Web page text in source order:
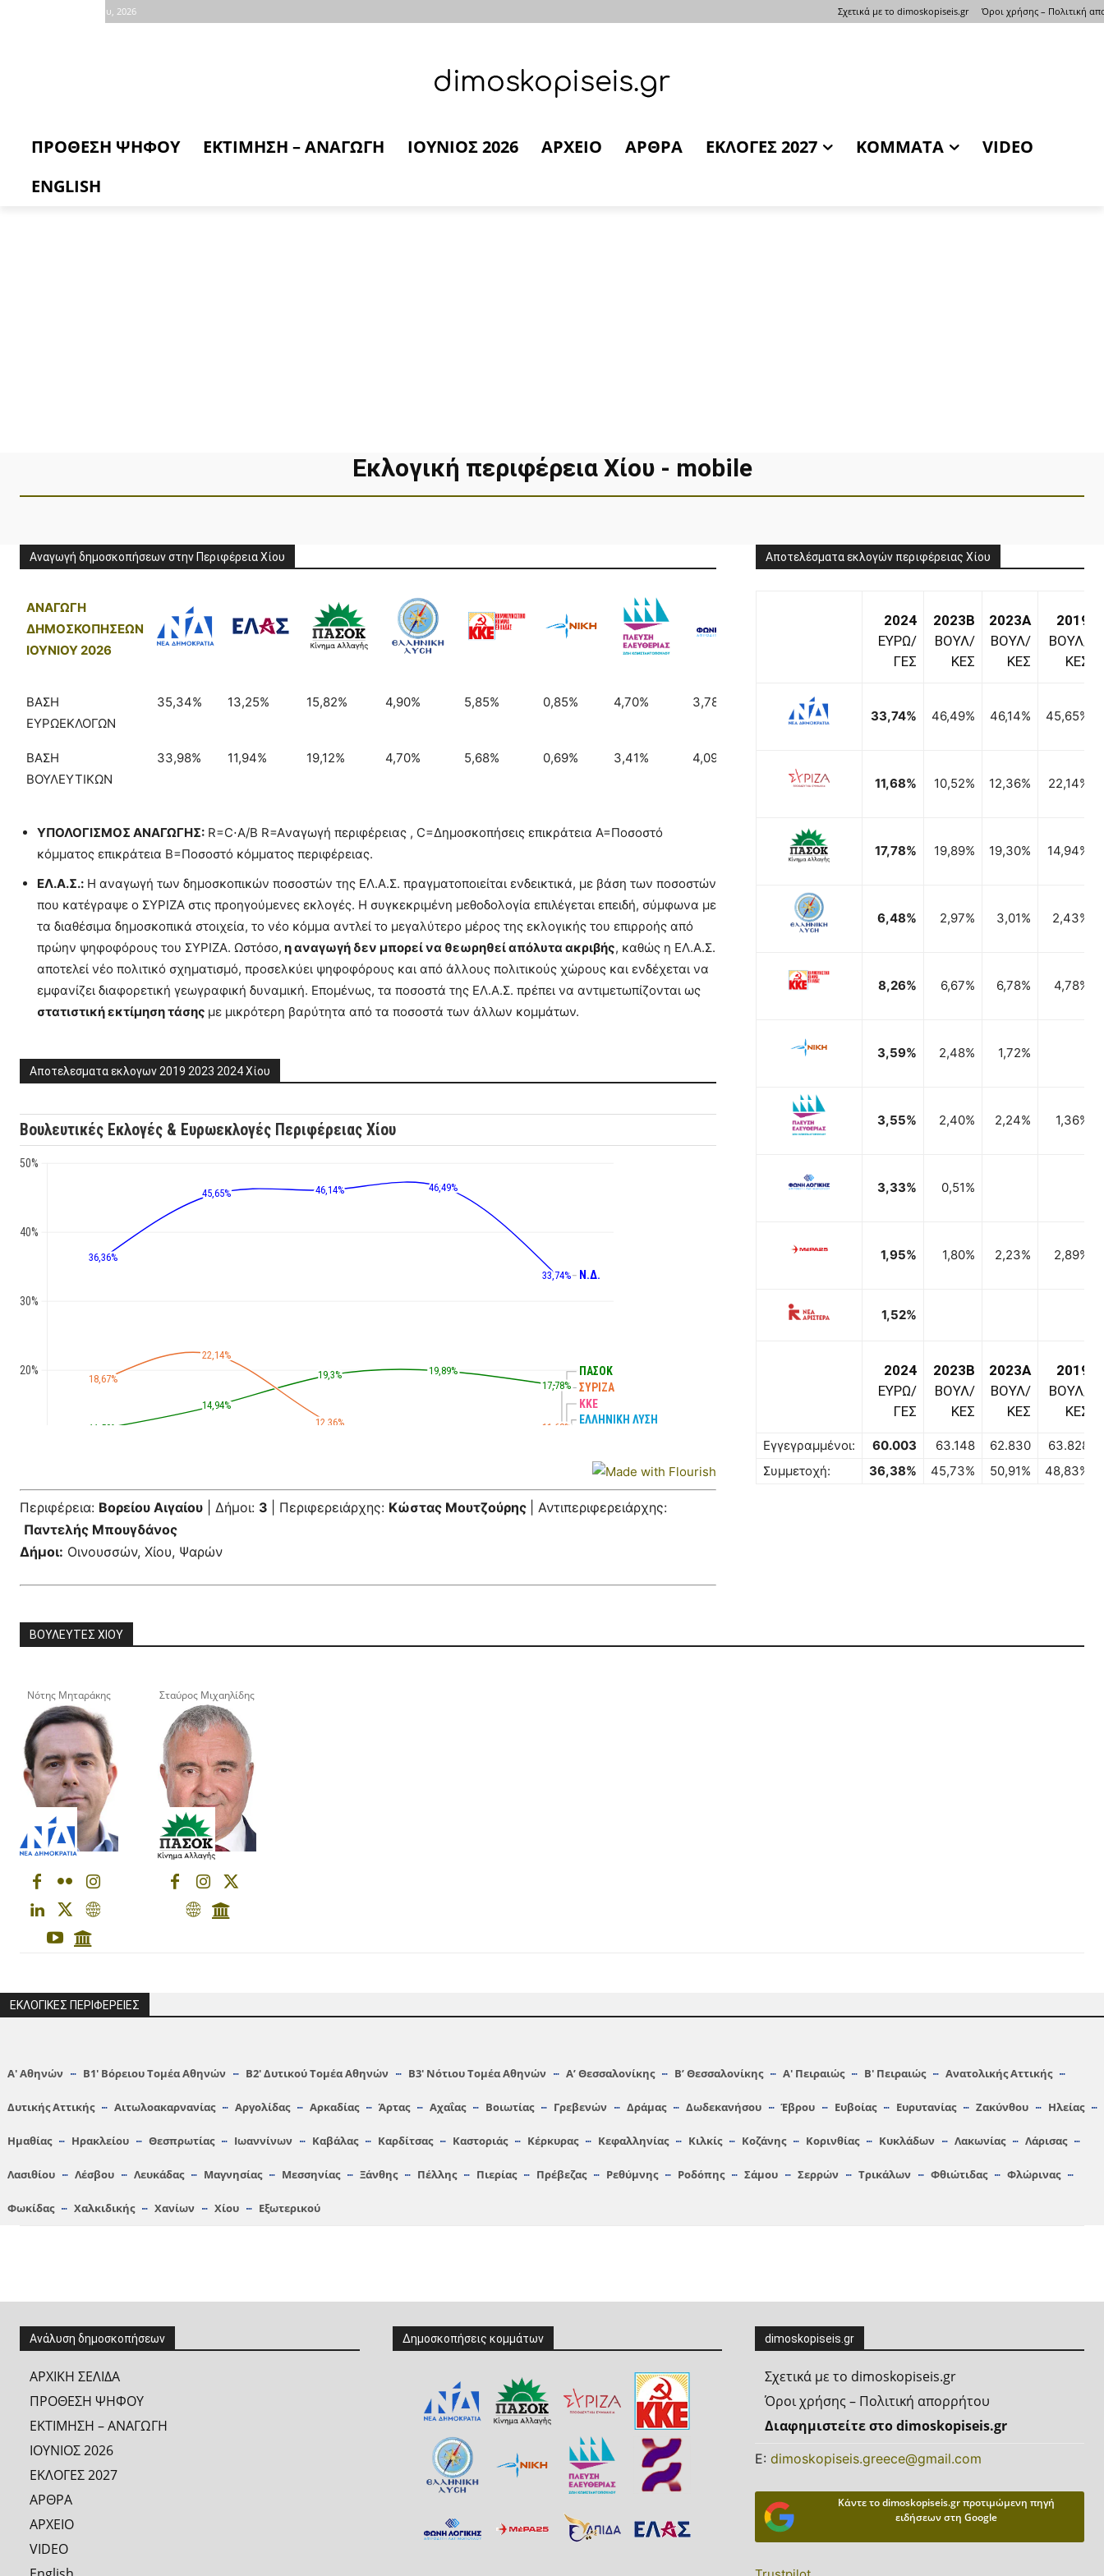
Παρασκευή, 7 Αυγούστου, 2026 Σχετικά με το dimoskopiseis.gr Όροι χρήσης – Πολιτική
ΠΡΟΘΕΣΗ ΨΗΦΟΥ ΕΚΤΙΜΗΣΗ – ΑΝΑΓΩΓΗ ΙΟΥΝΙΟΣ 2026 ΑΡΧΕΙΟ ΑΡΘΡΑ ΕΚΛΟΓΕΣ 2027 ΚΟΜΜΑΤΑ
VIDEO
ENGLISH
Εκλογική περιφέρεια Χίου - mobile
Αναγωγή δημοσκοπήσεων στην Περιφέρεια Χίου
ΑΝΑΓΩΓΗ
ΔΗΜΟΣΚΟΠΗΣΕΩΝ
ΙΟΥΝΙΟΥ 2026
ΒΑΣΗ
ΕΥΡΩΕΚΛΟΓΩΝ
35,34% 13,25% 15,82% 4,90% 5,85% 0,85% 4,70% 3,78% 2,07%
ΒΑΣΗ
ΒΟΥΛΕΥΤΙΚΩΝ
33,98% 11,94% 19,12% 4,70% 5,68% 0,69% 3,41% 4,09%
ΥΠΟΛΟΓΙΣΜΟΣ ΑΝΑΓΩΓΗΣ: R=C⋅A/B​ R=Aναγωγή περιφέρειας , C=Δημοσκοπήσεις επικράτεια A=Ποσοστό
κόμματος επικράτεια B=Ποσοστό κόμματος περιφέρειας.
ΕΛ.Α.Σ.: Η αναγωγή των δημοσκοπικών ποσοστών της ΕΛ.Α.Σ. πραγματοποιείται ενδεικτικά, με βάση των ποσοστών
που κατέγραψε ο ΣΥΡΙΖΑ στις προηγούμενες εκλογές. Η συγκεκριμένη μεθοδολογία επιλέγεται επειδή, σύμφωνα με
τα διαθέσιμα δημοσκοπικά στοιχεία, το νέο κόμμα αντλεί το μεγαλύτερο μέρος της εκλογικής του επιρροής από
πρώην ψηφοφόρους του ΣΥΡΙΖΑ. Ωστόσο, η αναγωγή δεν μπορεί να θεωρηθεί απόλυτα ακριβής, καθώς η ΕΛ.Α.Σ.
αποτελεί νέο πολιτικό σχηματισμό, προσελκύει ψηφοφόρους και από άλλους πολιτικούς χώρους και ενδέχεται να
εμφανίζει διαφορετική γεωγραφική δυναμική. Επομένως, τα ποσοστά της ΕΛ.Α.Σ. πρέπει να αντιμετωπίζονται ως
στατιστική εκτίμηση τάσης με μικρότερη βαρύτητα από τα ποσοστά των άλλων κομμάτων.
Αποτελεσματα εκλογων 2019 2023 2024 Χίου
Περιφέρεια: Βορείου Αιγαίου | Δήμοι: 3 | Περιφερειάρχης: Κώστας Μουτζούρης
| Αντιπεριφερειάρχης:
Παντελής Μπουγδάνος
Δήμοι: Οινουσσών, Χίου, Ψαρών
Αποτελέσματα εκλογών περιφέρειας Χίου
2024
ΕΥΡΩ/
ΓΕΣ
2023B
ΒΟΥΛ/
ΚΕΣ
2023A
ΒΟΥΛ/
ΚΕΣ
2019
ΒΟΥΛ/
ΚΕΣ
33,74% 46,49% 46,14% 45,65%
11,68% 10,52% 12,36% 22,14%
17,78% 19,89% 19,30% 14,94%
6,48% 2,97% 3,01% 2,43%
8,26% 6,67% 6,78% 4,78%
3,59% 2,48% 1,72%
3,55% 2,40% 2,24% 1,36%
3,33% 0,51%
1,95% 1,80% 2,23% 2,89%
1,52%
2024
ΕΥΡΩ/
ΓΕΣ
2023B
ΒΟΥΛ/
ΚΕΣ
2023A
ΒΟΥΛ/
ΚΕΣ
2019
ΒΟΥΛ/
ΚΕΣ
Εγγεγραμμένοι: 60.003 63.148 62.830
63.828
Συμμετοχή:
36,38% 45,73% 50,91% 48,83%
ΒΟΥΛΕΥΤΕΣ ΧΙΟΥ
Νότης Μηταράκης Σταύρος Μιχαηλίδης
ΕΚΛΟΓΙΚΕΣ ΠΕΡΙΦΕΡΕΙΕΣ
Α′ Αθηνών Β1′ Βόρειου Τομέα Αθηνών Β2′ Δυτικού Τομέα Αθηνών Β3′ Νότιου Τομέα Αθηνών A’ Θεσσαλονίκης Β’ Θεσσαλονίκης Α′ Πειραιώς Β′ Πειραιώς Ανατολικής Αττικής
Δυτικής Αττικής Αιτωλοακαρνανίας Αργολίδας Αρκαδίας Άρτας Αχαΐας Βοιωτίας Γρεβενών Δράμας Δωδεκανήσου Έβρου Ευβοίας Ευρυτανίας Ζακύνθου Ηλείας
Hμαθίας Ηρακλείου Θεσπρωτίας Ιωαννίνων Καβάλας Καρδίτσας Καστοριάς Κέρκυρας Κεφαλληνίας Κιλκίς Κοζάνης Κορινθίας Κυκλάδων Λακωνίας Λάρισας
Λασιθίου Λέσβου Λευκάδας Μαγνησίας Μεσσηνίας Ξάνθης Πέλλης Πιερίας Πρέβεζας Ρεθύμνης Ροδόπης Σάμου Σερρών Τρικάλων Φθιώτιδας Φλώρινας
Φωκίδας Χαλκιδικής Χανίων Χίου Εξωτερικού
Ανάλυση δημοσκοπήσεων
ΑΡΧΙΚΗ ΣΕΛΙΔΑ
ΠΡΟΘΕΣΗ ΨΗΦΟΥ
ΕΚΤΙΜΗΣΗ – ΑΝΑΓΩΓΗ
ΙΟΥΝΙΟΣ 2026
ΕΚΛΟΓΕΣ 2027
ΑΡΘΡΑ
ΑΡΧΕΙΟ
VIDEO
Δημοσκοπήσεις κομμάτων dimoskopiseis.gr
Σχετικά με το dimoskopiseis.gr
Όροι χρήσης – Πολιτική απορρήτου
Διαφημιστείτε στο dimoskopiseis.gr
Ε:dimoskopiseis.greece@gmail.com
Κάντε το dimoskopiseis.gr προτιμώμενη πηγή
ειδήσεων στη Google